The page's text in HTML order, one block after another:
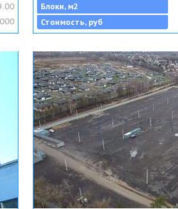
Блоки, м2
Стоимость, руб